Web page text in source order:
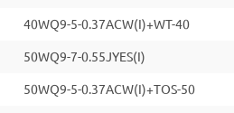
40WQ9-5-0.37ACW(I)+WT-40
50WQ9-7-0.55JYES(I)
50WQ9-5-0.37ACW(I)+TOS-50